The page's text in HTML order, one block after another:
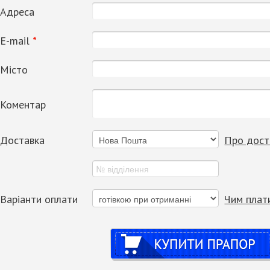
Адреса
Е-mail *
Місто
Коментар
Доставка Про
Варіанти оплати Чим
Купити